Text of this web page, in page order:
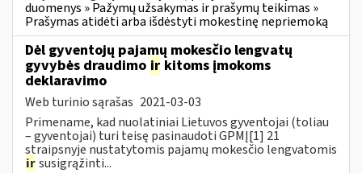
duomenys » Pažymų užsakymas ir prašymų teikimas »
Prašymas atidėti arba išdėstyti mokestinę nepriemoką
Dėl gyventojų pajamų mokesčio lengvatų
gyvybės draudimo ir kitoms įmokoms
deklaravimo
Web turinio sąrašas 2021-03-03
Primename, kad nuolatiniai Lietuvos gyventojai (toliau
– gyventojai) turi teisę pasinaudoti GPMĮ[1] 21
straipsnyje nustatytomis pajamų mokesčio lengvatomis
irsusigrąžinti...